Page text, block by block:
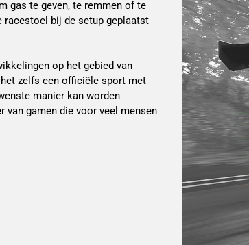
gas te geven, te remmen of te
racestoel bij de setup geplaatst
op het gebied van
zelfs een officiële sport met
manier kan worden
van gamen die voor veel mensen